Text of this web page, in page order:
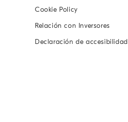
Cookie Policy
Relación con Inversores
Declaración de accesibilidad